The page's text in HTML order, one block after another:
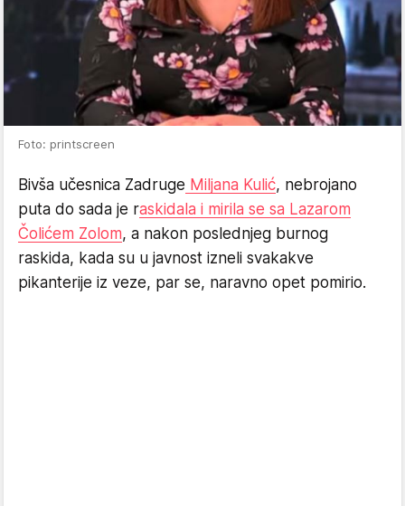
Foto: printscreen
Bivša učesnica Zadruge Miljana Kulić, nebrojano
puta do sada je raskidala i mirila se sa Lazarom
Čolićem Zolom, a nakon poslednjeg burnog
raskida, kada su u javnost izneli svakakve
pikanterije iz veze, par se, naravno opet pomirio.